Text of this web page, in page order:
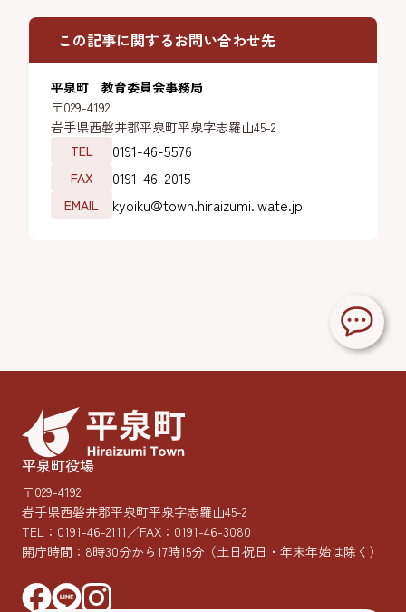
この記事に関するお問い合わせ先
平泉町 教育委員会事務局
〒029-4192
岩手県西磐井郡平泉町平泉字志羅山45-2
TEL
0191-46-5576
FAX 0191-46-2015
EMAIL kyoiku@town.hiraizumi.iwate.jp
平泉町役場
〒029-4192
岩手県西磐井郡平泉町平泉字志羅山45-2
TEL： 0191-46-2111／FAX：0191-46-3080
開庁時間：8時30分から17時15分 （土日祝日・年末年始は除く）